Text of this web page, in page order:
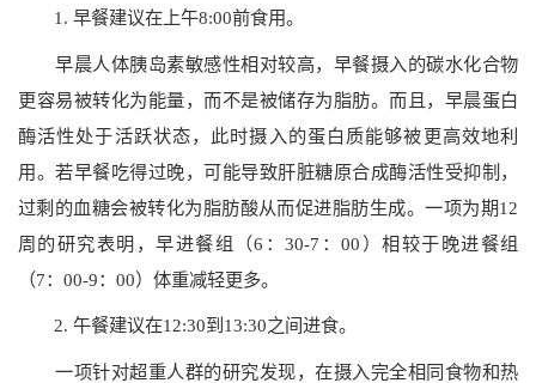
1. 早餐建议在上午8:00前食用。
早晨人体胰岛素敏感性相对较高，早餐摄入的碳水化合物
更容易被转化为能量，而不是被储存为脂肪。而且，早晨蛋白
酶活性处于活跃状态，此时摄入的蛋白质能够被更高效地利
用。若早餐吃得过晚，可能导致肝脏糖原合成酶活性受抑制，
过剩的血糖会被转化为脂肪酸从而促进脂肪生成。一项为期12
周的研究表明，早进餐组（6：30-7：00）相较于晚进餐组
（7：00-9：00）体重减轻更多。
2. 午餐建议在12:30到13:30之间进食。
一项针对超重人群的研究发现，在摄入完全相同食物和热